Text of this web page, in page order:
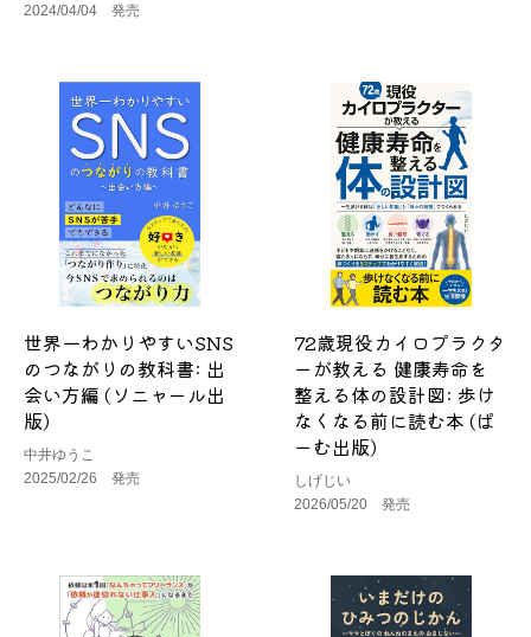
2024/04/04 発売
世界一わかりやすいSNS
のつながりの教科書: 出
会い方編 (ソニャール出
版)
中井ゆうこ
2025/02/26 発売
72歳現役カイロプラクタ
ーが教える 健康寿命を
整える体の設計図: 歩け
なくなる前に読む本 (ぱ
ーむ出版)
しげじい
2026/05/20 発売